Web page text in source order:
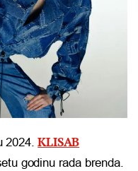
2024.KLISAB
godinu rada brenda.